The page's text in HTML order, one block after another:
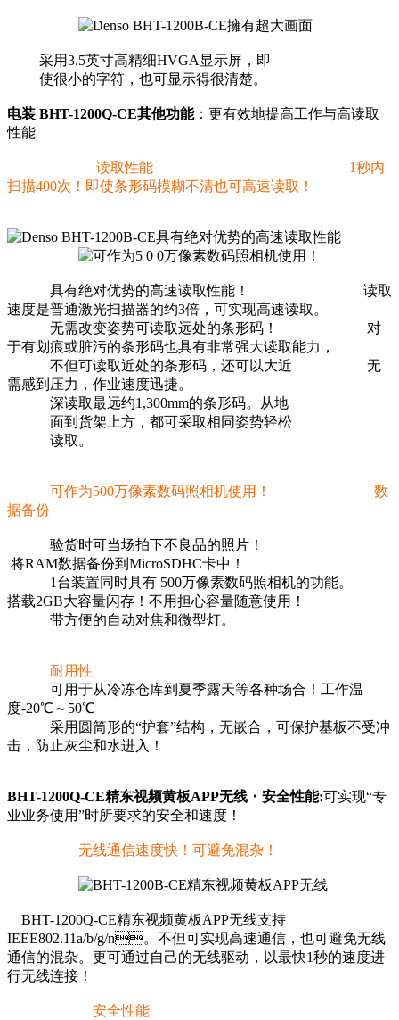
采用3.5英寸高精细HVGA显示屏，即
使很小的字符，也可显示得很清楚。
电装 BHT-1200Q-CE其他功能：更有效地提高工作与高读取
性能
读取性能
1秒内
扫描400次！即使条形码模糊不清也可高速读取！
具有绝对优势的高速读取性能！ 读取
速度是普通激光扫描器的约3倍，可实现高速读取。
无需改变姿势可读取远处的条形码！ 对
于有划痕或脏污的条形码也具有非常强大读取能力，
不但可读取近处的条形码，还可以大近 无
需感到压力，作业速度迅捷。
深读取最远约1,300mm的条形码。从地
面到货架上方，都可采取相同姿势轻松
读取。
可作为500万像素数码照相机使用！
数
据备份
验货时可当场拍下不良品的照片！
将RAM数据备份到MicroSDHC卡中！
1台装置同时具有 500万像素数码照相机的功能。
搭载2GB大容量闪存！不用担心容量随意使用！
带方便的自动对焦和微型灯。
耐用性
可用于从冷冻仓库到夏季露天等各种场合！工作温
度-20℃～50℃
采用圆筒形的“护套”结构，无嵌合，可保护基板不受冲
击，防止灰尘和水进入！
BHT-1200Q-CE精东视频黄板APP无线・安全性能:可实现“专
业业务使用”时所要求的安全和速度！
无线通信速度快！可避免混杂！
BHT-1200Q-CE精东视频黄板APP无线支持
IEEE802.11a/b/g/n。不但可实现高速通信，也可避免无线
通信的混杂。更可通过自己的无线驱动，以最快1秒的速度进
行无线连接！
安全性能